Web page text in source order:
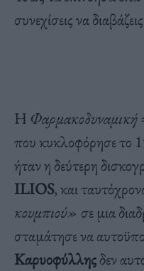
συνεχίσεις να
Η
που κυκλοφόρησε το
ήταν η δεύτερη
ILIOS, και
κουμπιού» σε μια
σταμάτησε να
Καρυοφύλληςδεν